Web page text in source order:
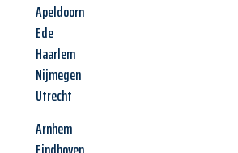
Apeldoorn
Ede
Haarlem
Nijmegen
Utrecht
Arnhem